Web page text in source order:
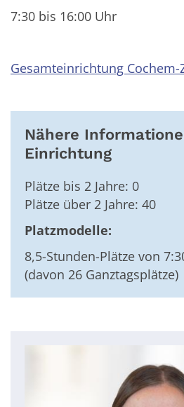
7:30 bis 16:00 Uhr
Gesamteinrichtung
Nähere
Einrichtung
Plätze bis 2 Jahre: 0
Plätze über 2 Jahre: 40
Platzmodelle:
8,5-Stunden-Plätze von
(davon 26 Ganztagsplätze)